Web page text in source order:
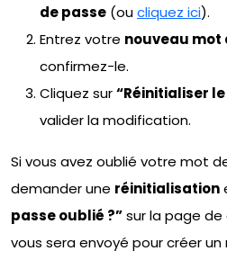
de passe (oucliquez ici).
Entrez votre nouveau mot
confirmez-le.
Cliquez sur“Réinitialiser
valider la modification.
Si vous avez oublié votre mot
demander une réinitialisation
passe oublié ?”sur la page de
vous sera envoyé pour créer